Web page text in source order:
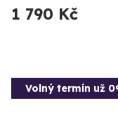
1 790 Kč
Volný termín už